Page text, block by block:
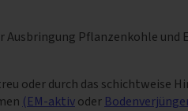
Ausbringung Pflanzenkohle
oder durch das schichtweise
(EM-aktivoder